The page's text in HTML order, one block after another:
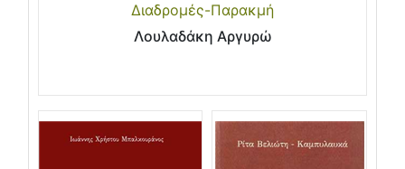
Διαδρομές-Παρακμή
Λουλαδάκη Αργυρώ